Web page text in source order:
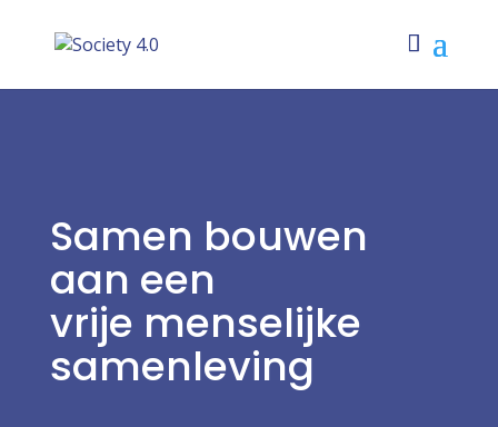
Samen bouwen
aan een
vrije menselijke
samenleving